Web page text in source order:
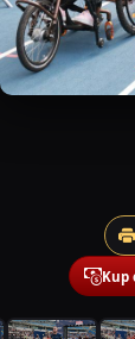
Kup